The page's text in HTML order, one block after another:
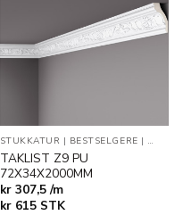
Legg til
i
ønskeliste
STUKKATUR | BESTSELGERE |
TAKLIST Z9 PU
72X34X2000MM
kr 307,5 /m
kr615 STK